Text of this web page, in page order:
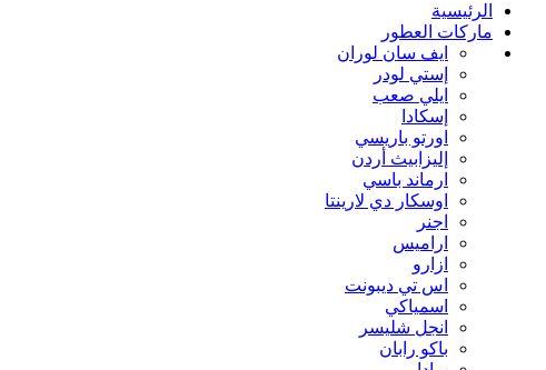
الرئيسية
ماركات العطور
ايف سان لوران
إستي لودر
ايلي صعب
إسكادا
اورتو باريسي
إليزابيث أردن
ارماند باسي
اوسكار دي لارينتا
اجنر
اراميس
ازارو
اس تي ديبونت
اسمياكي
انجل شليسر
باكو رابان